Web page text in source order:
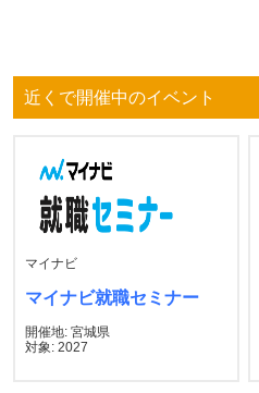
近くで開催中のイベント
マイナビ
マイナビ就職セミナー
開催地: 宮城県
対象: 2027